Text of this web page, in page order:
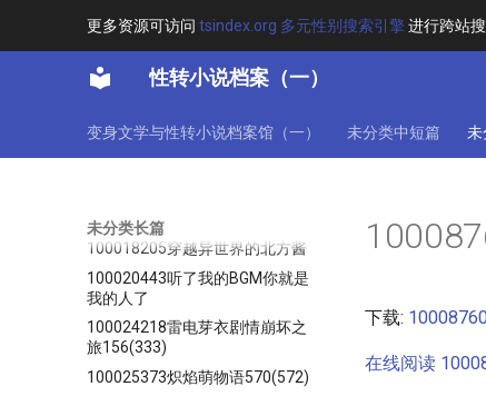
更多资源可访问 tsindex.org 多元性别搜索引擎进行跨站搜
性转小说档案（一）
变身文学与性转小说档案馆（一） 未分类中短篇 未
未分类长篇
长篇小说收藏
121(816)
100018205穿越异世界的北方酱
100020443听了我的BGM你就是
我的人了
100024218雷电芽衣剧情崩坏之
旅156(333)
100025373炽焰萌物语570(572)
下载:
在线阅读